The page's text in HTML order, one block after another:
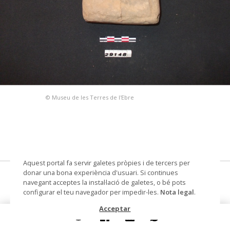
© Museu de les Terres de l'Ebre
L'Assut, 2005
pondus
Aquest portal fa servir galetes pròpies i de tercers per
donar una bona experiència d'usuari. Si continues
navegant acceptes la instal·lació de galetes, o bé pots
configurar el teu navegador per impedir-les. Nota legal.
Acceptar